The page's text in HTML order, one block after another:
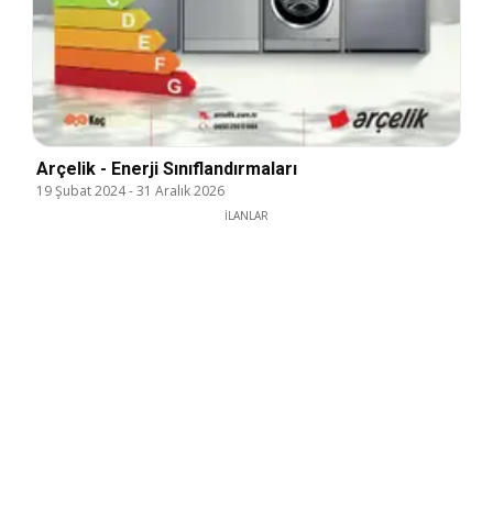
Arçelik - Enerji Sınıflandırmaları
19 Şubat 2024-31 Aralık 2026
İLANLAR